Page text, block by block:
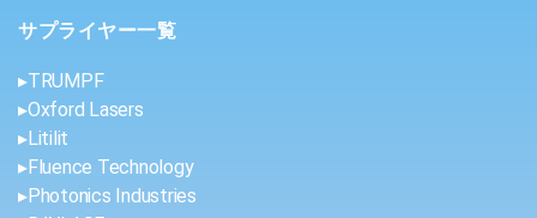
サプライヤー一覧
▸TRUMPF
▸Oxford Lasers
▸Litilit
▸Fluence Technology
▸Photonics Industries